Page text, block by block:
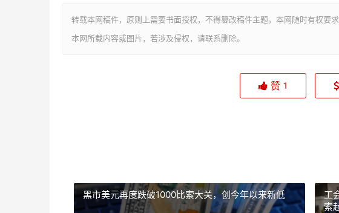
转载本网稿件，原则上需要书面授权，不得篡改稿件主题。本网随时有权要求
本网所载内容或图片，若涉及侵权，请联系删除。
赞 1
黑市美元再度跌破1000比索大关，创今年以来新低
工
索